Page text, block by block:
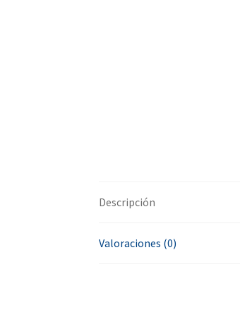
Descripción
Valoraciones (0)